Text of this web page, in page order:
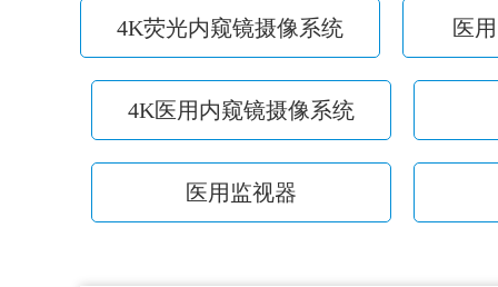
4K荧光内窥镜摄像系统 医
4K医用内窥镜摄像系统
医用监视器